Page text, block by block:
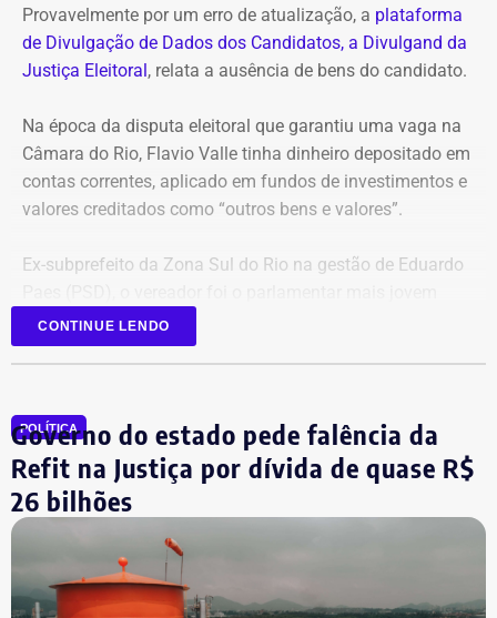
Provavelmente por um erro de atualização, a plataforma
de Divulgação de Dados dos Candidatos, a Divulgand da
Justiça Eleitoral, relata a ausência de bens do candidato.
Na época da disputa eleitoral que garantiu uma vaga na
Câmara do Rio, Flavio Valle tinha dinheiro depositado em
contas correntes, aplicado em fundos de investimentos e
valores creditados como “outros bens e valores”.
Ex-subprefeito da Zona Sul do Rio na gestão de Eduardo
eleito na última legislatura da Câmara e agora disputa,
pela primeira vez, o cargo de deputado estadual.
CONTINUE LENDO
POLÍTICA
Governo do estado pede falência da
Refit na Justiça por dívida de quase R$
26 bilhões